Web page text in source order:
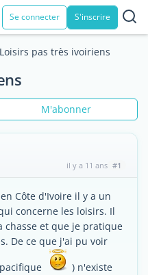
Se connecter S'inscrire
Loisirs pas très ivoiriens
M'abonner
il y a 11 ans #1
Côte d'Ivoire il y a un
concerne les loisirs. Il
chasse et que je pratique
De ce que j'ai pu voir
) n'existe